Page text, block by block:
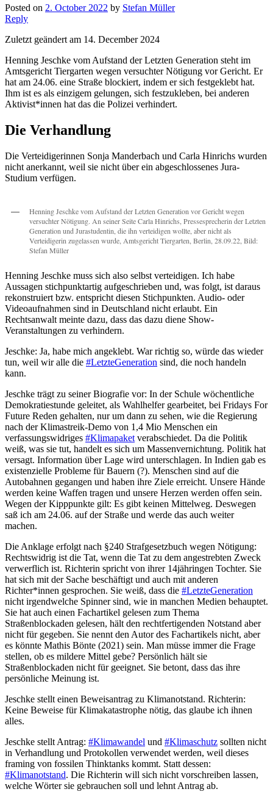
Posted on 2. October 2022 by Stefan Müller
Reply
Zuletzt geändert am 14. December 2024
Henning Jeschke vom Aufstand der Letzten Generation steht im
Amtsgericht Tiergarten wegen versuchter Nötigung vor Gericht. Er
hat am 24.06. eine Straße blockiert, indem er sich festgeklebt hat.
Ihm ist es als einzigem gelungen, sich festzukleben, bei anderen
Aktivist*innen hat das die Polizei verhindert.
Die Verhandlung
Die Verteidigerinnen Sonja Manderbach und Carla Hinrichs wurden
nicht anerkannt, weil sie nicht über ein abgeschlossenes Jura-
Studium verfügen.
Henning Jeschke vom Aufstand der Letzten Generation vor Gericht wegen
versuchter Nötigung. An seiner Seite Carla Hinrichs, Pressesprecherin der Letzten
Generation und Jurastudentin, die ihn verteidigen wollte, aber nicht als
Verteidigerin zugelassen wurde, Amtsgericht Tiergarten, Berlin, 28.09.22, Bild:
Stefan Müller
Henning Jeschke muss sich also selbst verteidigen. Ich habe
Aussagen stichpunktartig aufgeschrieben und, was folgt, ist daraus
rekonstruiert bzw. entspricht diesen Stichpunkten. Audio- oder
Videoaufnahmen sind in Deutschland nicht erlaubt. Ein
Rechtsanwalt meinte dazu, dass das dazu diene Show-
Veranstaltungen zu verhindern.
Jeschke: Ja, habe mich angeklebt. War richtig so, würde das wieder
tun, weil wir alle die #LetzteGeneration sind, die noch handeln
kann.
Jeschke trägt zu seiner Biografie vor: In der Schule wöchentliche
Demokratiestunde geleitet, als Wahlhelfer gearbeitet, bei Fridays For
Future Reden gehalten, nur um dann zu sehen, wie die Regierung
nach der Klimastreik-Demo von 1,4 Mio Menschen ein
verfassungswidriges #Klimapaket verabschiedet. Da die Politik
weiß, was sie tut, handelt es sich um Massenvernichtung. Politik hat
versagt. Information über Lage wird unterschlagen. In Indien gab es
existenzielle Probleme für Bauern (?). Menschen sind auf die
Autobahnen gegangen und haben ihre Ziele erreicht. Unsere Hände
werden keine Waffen tragen und unsere Herzen werden offen sein.
Wegen der Kipppunkte gilt: Es gibt keinen Mittelweg. Deswegen
saß ich am 24.06. auf der Straße und werde das auch weiter
machen.
Die Anklage erfolgt nach §240 Strafgesetzbuch wegen Nötigung:
Rechtswidrig ist die Tat, wenn die Tat zu dem angestrebten Zweck
verwerflich ist. Richterin spricht von ihrer 14jähringen Tochter. Sie
hat sich mit der Sache beschäftigt und auch mit anderen
Richter*innen gesprochen. Sie weiß, dass die #LetzteGeneration
nicht irgendwelche Spinner sind, wie in manchen Medien behauptet.
Sie hat auch einen Fachartikel gelesen zum Thema
Straßenblockaden gelesen, hält den rechtfertigenden Notstand aber
nicht für gegeben. Sie nennt den Autor des Fachartikels nicht, aber
es könnte Mathis Bönte (2021) sein. Man müsse immer die Frage
stellen, ob es mildere Mittel gebe? Persönlich hält sie
Straßenblockaden nicht für geeignet. Sie betont, dass das ihre
persönliche Meinung ist.
Jeschke stellt einen Beweisantrag zu Klimanotstand. Richterin:
Keine Beweise für Klimakatastrophe nötig, das glaube ich ihnen
alles.
Jeschke stellt Antrag: #Klimawandel und #Klimaschutz sollten nicht
in Verhandlung und Protokollen verwendet werden, weil dieses
framing von fossilen Thinktanks kommt. Statt dessen:
#Klimanotstand. Die Richterin will sich nicht vorschreiben lassen,
welche Wörter sie gebrauchen soll und lehnt Antrag ab.